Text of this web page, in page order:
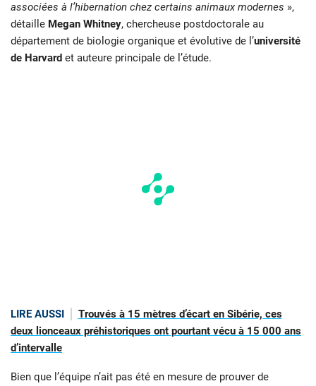
associées à l’hibernation chez certains animaux modernes »,
détaille Megan Whitney, chercheuse postdoctorale au
département de biologie organique et évolutive de l’université
de Harvard et auteure principale de l’étude.
LIRE AUSSI
Trouvés à 15 mètres d’écart en Sibérie, ces
deux lionceaux préhistoriques ont pourtant vécu à 15 000 ans
d’intervalle
Bien que l’équipe n’ait pas été en mesure de prouver de